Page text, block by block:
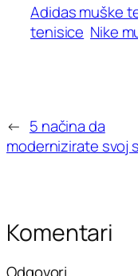
Adidas muške
tenisice Nike
← 5 načina da
modernizirate svoj
Komentari